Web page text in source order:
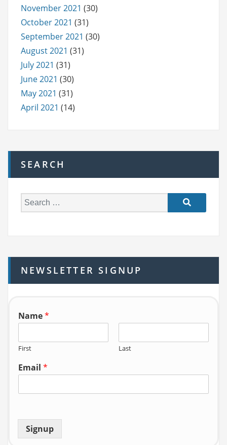
November 2021 (30)
October 2021 (31)
September 2021 (30)
August 2021 (31)
July 2021 (31)
June 2021 (30)
May 2021 (31)
April 2021 (14)
SEARCH
e
h
f
o
NEWSLETTER SIGNUP
Name*
First Last
Email *
Signup